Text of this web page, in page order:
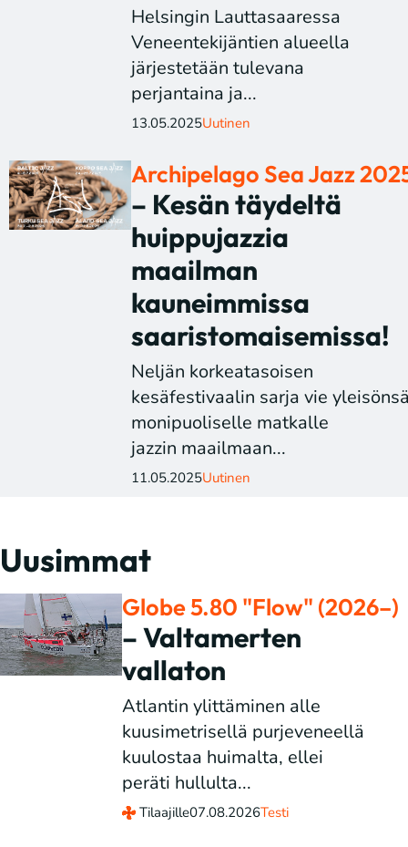
Helsingin Lauttasaaressa
Veneentekijäntien alueella
järjestetään tulevana
perjantaina ja...
13.05.2025Uutinen
Archipelago Sea Jazz
– Kesän täydeltä
huippujazzia
maailman
kauneimmissa
saaristomaisemissa!
Neljän korkeatasoisen
kesäfestivaalin sarja vie
monipuoliselle matkalle
jazzin maailmaan...
11.05.2025Uutinen
Uusimmat
Globe 5.80 "Flow" (2026–)
– Valtamerten
vallaton
Atlantin ylittäminen alle
kuusimetrisellä purjeveneellä
kuulostaa huimalta, ellei
peräti hullulta...
Tilaajille07.08.2026Testi